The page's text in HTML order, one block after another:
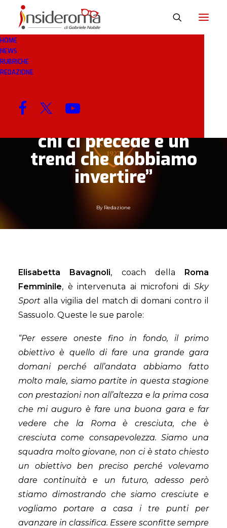
HOME
NEWS
RUBRICHE
REDAZIONE
Bavagnoli: “Essere
chi ci precede è un
trend che dobbiamo
invertire”
By Redazione
Elisabetta Bavagnoli, coach della Roma
Femminile, è intervenuta ai microfoni di Sky
Sport alla vigilia del match di domani contro il
Sassuolo. Queste le sue parole:
“Per essere oneste fino in fondo, il primo
obiettivo è quello di fare una grande gara
domani perché all’andata abbiamo fatto
molto male, siamo partite in questa stagione
con prestazioni non all’altezza e la prima cosa
che mi auguro è fare una buona gara e far
vedere che la Roma è cresciuta, che è
cresciuta come consapevolezza. Siamo una
squadra molto giovane, non ci è stato chiesto
un obiettivo ben preciso perché volevamo
dare continuità e un futuro, adesso però
stiamo dimostrando che siamo cresciute e
vogliamo portare a casa i tre punti per
avanzare in classifica. Essere sconfitte sempre